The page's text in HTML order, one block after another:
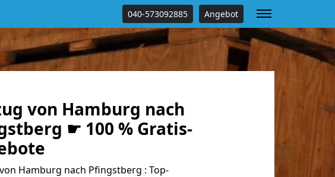
040-573092885 Angebot
von Hamburg nach
☛ 100 % Gratis-
Hamburg nach Pfingstberg : Top-